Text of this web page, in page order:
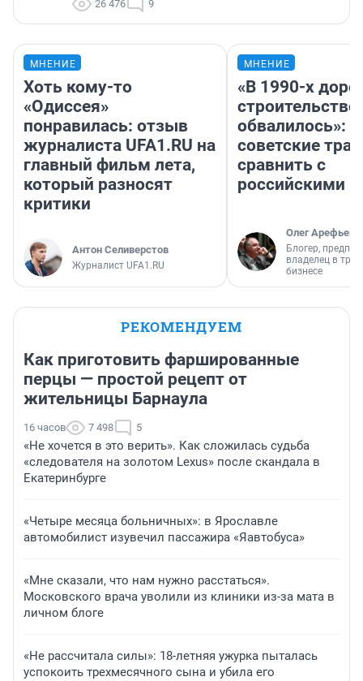
26 476 9
МНЕНИЕ
Хоть кому-то
«Одиссея»
понравилась: отзыв
журналиста UFA1.RU на
главный фильм лета,
который разносят
критики
Антон Селиверстов
Журналист UFA1.RU
МНЕНИЕ
«В 1990-х
строительство
обвалилось»:
советские
сравнить с
российскими
Олег Арефьев
Блогер,
владелец в
бизнесе
РЕКОМЕНДУЕМ
Как приготовить фаршированные
перцы — простой рецепт от
жительницы Барнаула
16 часов 7 498 5
«Не хочется в это верить». Как сложилась судьба
«следователя на золотом Lexus» после скандала в
Екатеринбурге
«Четыре месяца больничных»: в Ярославле
автомобилист изувечил пассажира «Яавтобуса»
«Мне сказали, что нам нужно расстаться».
Московского врача уволили из клиники из-за мата в
личном блоге
«Не рассчитала силы»: 18-летняя ужурка пыталась
успокоить трехмесячного сына и убила его